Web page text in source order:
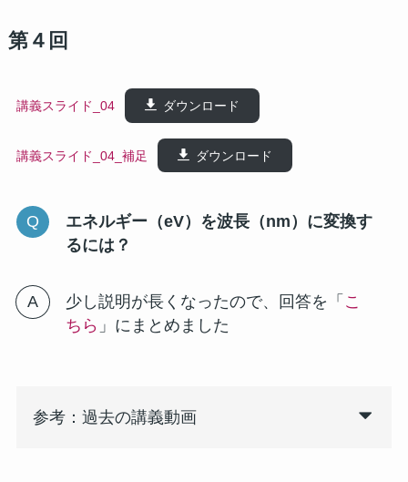
第４回
講義スライド_04 ダウンロード
講義スライド_04_補足 ダウンロード
エネルギー（eV）を波長（nm）に変換す
るには？
少し説明が長くなったので、回答を「 こ
ちら 」にまとめました
参考：過去の講義動画